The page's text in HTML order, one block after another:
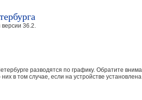
36.2.
разводятся по графику. Обратите
в том случае, если на устройстве